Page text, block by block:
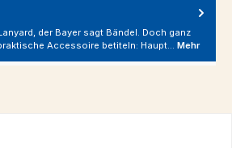
der Bayer sagt Bändel. Doch ganz
Accessoire betiteln: Haupt… Mehr